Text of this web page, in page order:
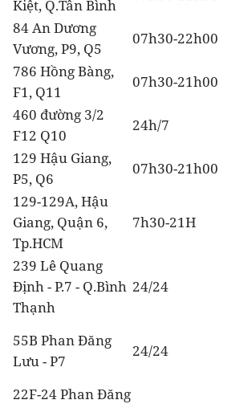
Kiệt, Q.Tân Bình
84 An Dương
Vương, P9, Q5
07h30-22h00
786 Hồng Bàng,
F1, Q11
07h30-21h00
460 đường 3/2
F12 Q10
24h/7
129 Hậu Giang,
P5, Q6
07h30-21h00
129-129A, Hậu
Giang, Quận 6,
Tp.HCM
7h30-21H
239 Lê Quang
Định - P.7 - Q.Bình
Thạnh
24/24
55B Phan Đăng
Lưu - P7
24/24
22F-24 Phan Đăng